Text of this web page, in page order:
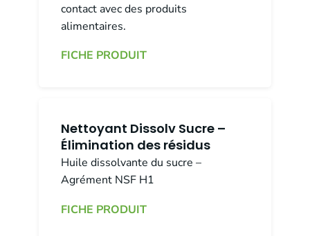
contact avec des produits
alimentaires.
FICHE PRODUIT
Nettoyant Dissolv Sucre –
Élimination des résidus
Huile dissolvante du sucre –
Agrément NSF H1
FICHE PRODUIT